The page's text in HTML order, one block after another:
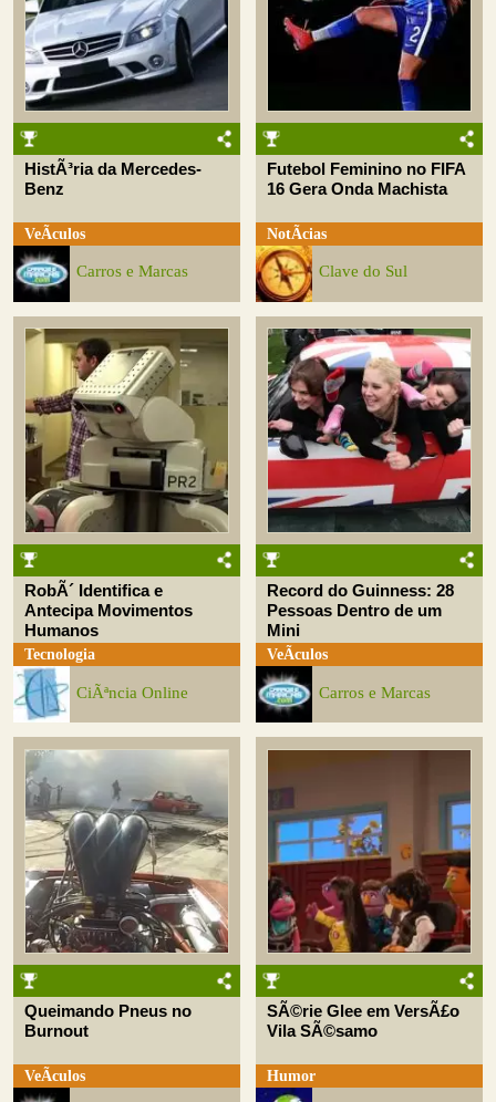
HistÃ³ria da Mercedes-
Benz
VeÃ­culos
Carros e Marcas
Futebol Feminino no FIFA
16 Gera Onda Machista
NotÃ­cias
Clave do Sul
RobÃ´ Identifica e
Antecipa Movimentos
Humanos
Tecnologia
CiÃªncia Online
Record do Guinness: 28
Pessoas Dentro de um
Mini
VeÃ­culos
Carros e Marcas
Queimando Pneus no
Burnout
VeÃ­culos
SÃ©rie Glee em VersÃ£o
Vila SÃ©samo
Humor